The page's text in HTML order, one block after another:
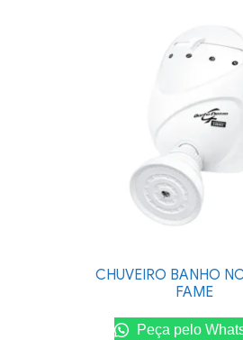
CHUVEIRO BANHO
FAME
Peça pelo